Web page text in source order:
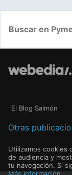
El Blog Salmón
Otras
Utilizamos cookies
de audiencia y
tu navegación. Si